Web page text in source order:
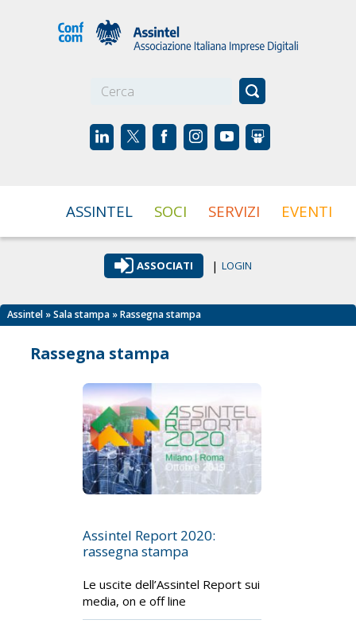
ASSINTEL SOCI SERVIZI EVENTI
ASSOCIATI | LOGIN
Assintel »Sala stampa » Rassegna stampa
Rassegna stampa
Assintel Report 2020:
rassegna stampa
Le uscite dell’Assintel Report sui
media, on e off line